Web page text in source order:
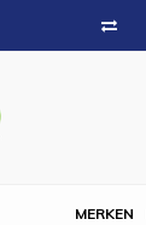
MERKEN